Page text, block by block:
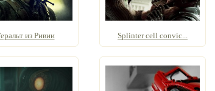
из Ривии Splinter cell convic...